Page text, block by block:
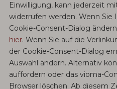
Einwilligung, kann jederzeit
widerrufen werden. Wenn
Cookie-Consent-Dialog
hier. Wenn Sie auf die
der Cookie-Consent-Dialog
Auswahl ändern. Alternativ
auffordern oder das vioma-
Browser löschen. Ab diesem